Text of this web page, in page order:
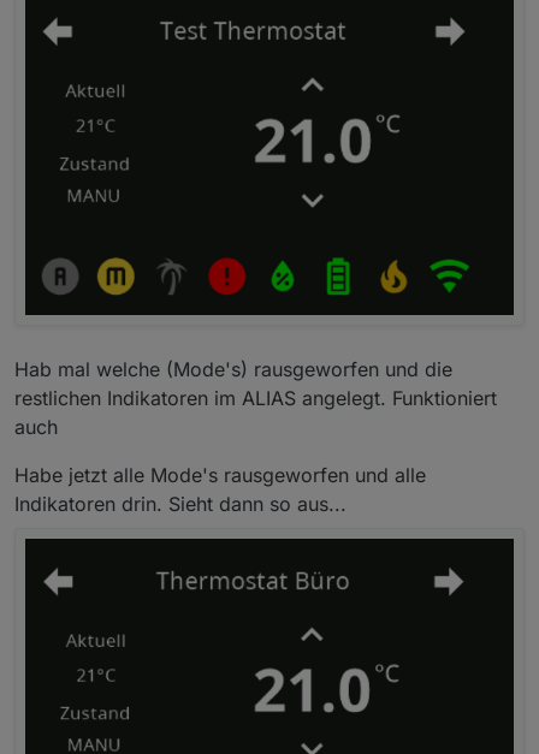
Hab mal welche (Mode's) rausgeworfen und die
restlichen Indikatoren im ALIAS angelegt. Funktioniert
auch
Habe jetzt alle Mode's rausgeworfen und alle
Indikatoren drin. Sieht dann so aus...